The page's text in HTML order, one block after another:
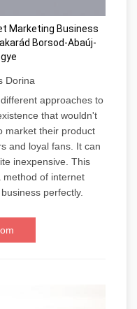
Marketing Business
Borsod-Abaúj-
Dorina
approaches to
that wouldn't
market their product
and loyal fans. It can
inexpensive. This
method of internet
perfectly.